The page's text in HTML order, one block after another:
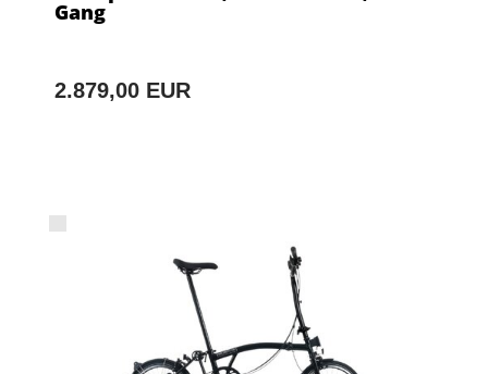
Gang
2.879,00 EUR